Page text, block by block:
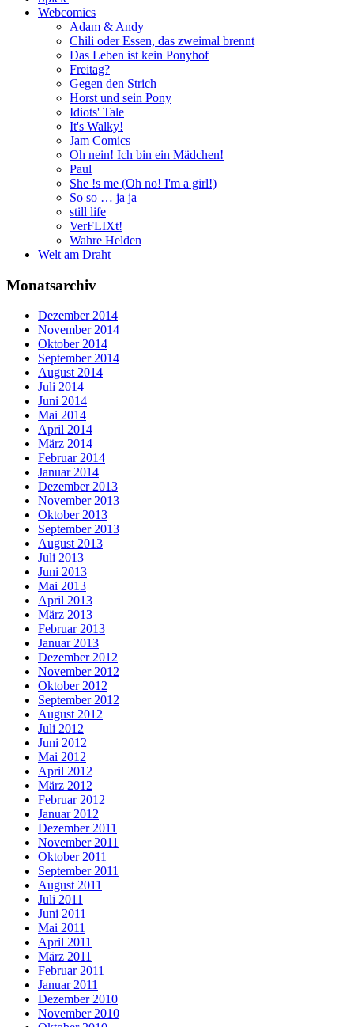
Webcomics
Adam & Andy
Chili oder Essen, das zweimal brennt
Das Leben ist kein Ponyhof
Freitag?
Gegen den Strich
Horst und sein Pony
Idiots' Tale
It's Walky!
Jam Comics
Oh nein! Ich bin ein Mädchen!
Paul
She !s me (Oh no! I'm a girl!)
So so … ja ja
still life
VerFLIXt!
Wahre Helden
Welt am Draht
Monatsarchiv
Dezember 2014
November 2014
Oktober 2014
September 2014
August 2014
Juli 2014
Juni 2014
Mai 2014
April 2014
März 2014
Februar 2014
Januar 2014
Dezember 2013
November 2013
Oktober 2013
September 2013
August 2013
Juli 2013
Juni 2013
Mai 2013
April 2013
März 2013
Februar 2013
Januar 2013
Dezember 2012
November 2012
Oktober 2012
September 2012
August 2012
Juli 2012
Juni 2012
Mai 2012
April 2012
März 2012
Februar 2012
Januar 2012
Dezember 2011
November 2011
Oktober 2011
September 2011
August 2011
Juli 2011
Juni 2011
Mai 2011
April 2011
März 2011
Februar 2011
Januar 2011
Dezember 2010
November 2010